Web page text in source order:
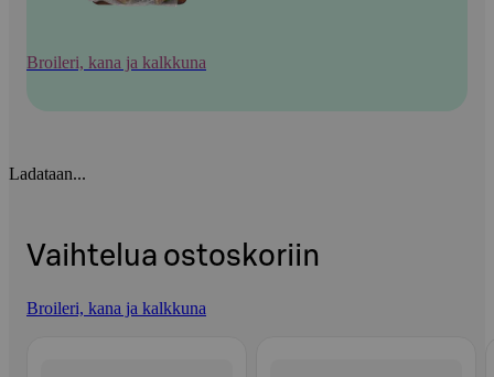
Broileri, kana ja kalkkuna
Ladataan...
Vaihtelua ostoskoriin
Broileri, kana ja kalkkuna